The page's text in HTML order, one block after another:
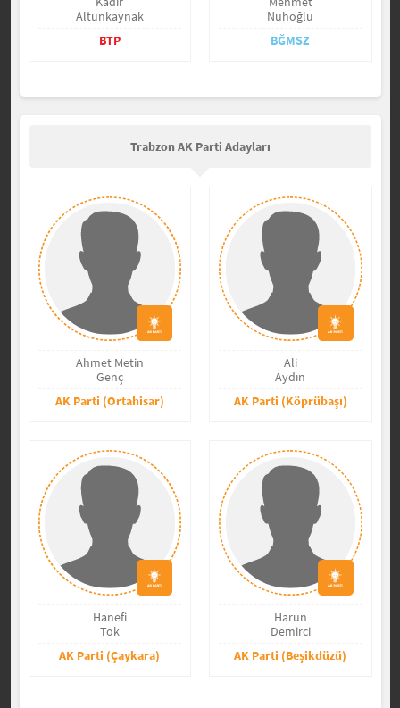
Altunkaynak
BTP
Nuhoğlu
BĞMSZ
Trabzon AK Parti Adayları
Ahmet Metin
Genç
AK Parti (Ortahisar)
Ali
Aydın
AK Parti (Köprübaşı)
Hanefi
Tok
AK Parti (Çaykara)
Harun
Demirci
AK Parti (Beşikdüzü)